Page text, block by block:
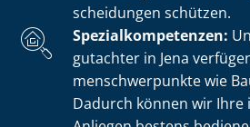
schei­dun­gen schützen.
Spe­zi­al­kom­pe­ten­zen:
gut­ach­ter in Jena
men­schwer­punk­te wie
Dadurch können wir Ihre